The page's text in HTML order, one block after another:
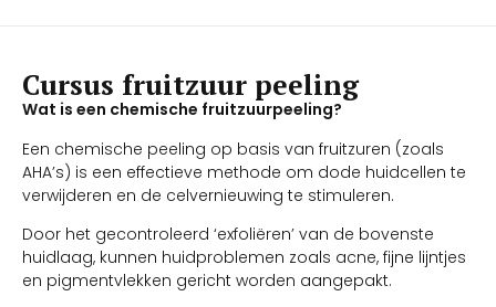
Cursus fruitzuur peeling
Wat is een chemische fruitzuurpeeling?
Een chemische peeling op basis van fruitzuren (zoals
AHA’s) is een effectieve methode om dode huidcellen te
verwijderen en de celvernieuwing te stimuleren.
Door het gecontroleerd ‘exfoliëren’ van de bovenste
huidlaag, kunnen huidproblemen zoals acne, fijne lijntjes
en pigmentvlekken gericht worden aangepakt.